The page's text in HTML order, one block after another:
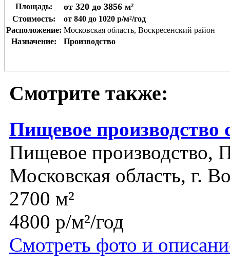
Площадь: от 320 до 3856 м²
Стоимость:
от 840 до 1020 р/м²/год
Расположение: Московская область, Воскресенский район
Назначение:
Производство
Смотрите также:
Пищевое производство
Пищевое производство,
Московская область, г.
2700 м²
4800 р/м²/год
Смотреть фото и